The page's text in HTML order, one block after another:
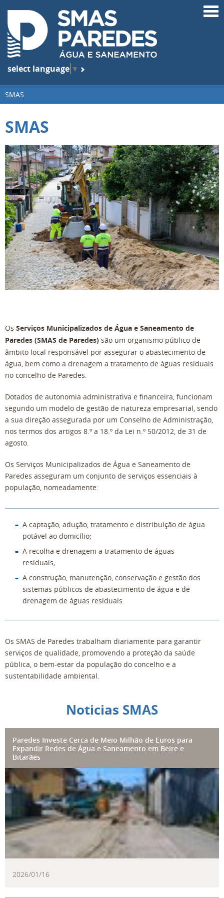
select language ▼
SMAS
SMAS
Os Serviços Municipalizados de Água e Saneamento de
Paredes (SMAS de Paredes) são um organismo público de
âmbito local responsável por assegurar o abastecimento de
água, bem como a drenagem a tratamento de águas residuais
no concelho de Paredes.
Dotados de autonomia administrativa e financeira, funcionam
segundo um modelo de gestão de natureza empresarial, sendo
a sua direção assegurada por um Conselho de Administração,
nos termos dos artigos 8.º a 18.º da Lei n.º 50/2012, de 31 de
agosto.
Os Serviços Municipalizados de Água e Saneamento de
Paredes asseguram um conjunto de serviços essenciais à
população, nomeadamente:
A captação, adução, tratamento e distribuição de água
potável ao domicílio;
A recolha e drenagem a tratamento de águas
residuais;
A construção, manutenção, conservação e gestão dos
sistemas públicos de abastecimento de água e de
drenagem de águas residuais.
Os SMAS de Paredes trabalham diariamente para garantir
serviços de qualidade, promovendo a proteção da saúde
pública, o bem-estar da população do concelho e a
sustentabilidade ambiental.
Noticias SMAS
Paredes Investe Cerca de Meio
Paredes Investe Cerca de Meio Milhão de Euros para
Expandir Redes de Água e Saneamento em Beire e
Bitarães
2026/01/16